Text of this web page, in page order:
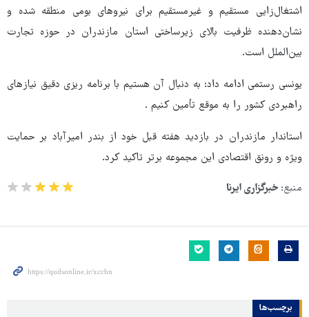
اشتغال‌زایی مستقیم و غیرمستقیم برای نیروهای بومی منطقه شده و
نشان‌دهنده ظرفیت بالای زیرساختی استان مازندران در حوزه تجارت
بین‌الملل است.
یونسی رستمی ادامه داد: به دنبال آن هستیم با برنامه ریزی دقیق نیازهای
راهبردی کشور را به موقع تأمین کنیم .
استاندار مازندران در بازدید هفته قبل خود از بندر امیرآباد بر حمایت
ویژه و رونق اقتصادی این مجموعه برتر تاکید کرد.
منبع: خبرگزاری ایرنا
برچسب‌ها